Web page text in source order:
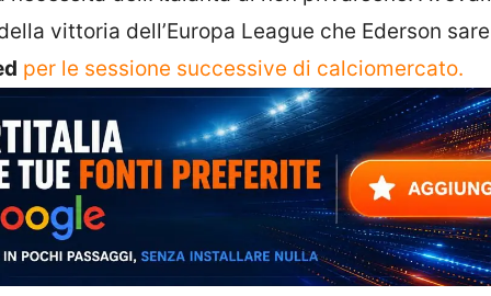
vittoria dell’Europa League che Ederson
per le sessione successive di calciomercato.